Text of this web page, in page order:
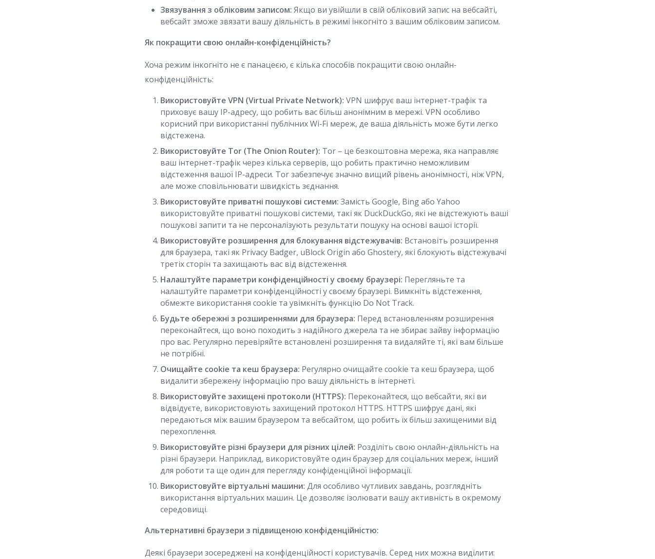
Звязування з обліковим записом: Якщо ви увійшли в свій обліковий запис на вебсайті,
вебсайт зможе звязати вашу діяльність в режимі інкогніто з вашим обліковим записом.
Як покращити свою онлайн-конфіденційність?
Хоча режим інкогніто не є панацеєю, є кілька способів покращити свою онлайн-
конфіденційність:
Використовуйте VPN (Virtual Private Network): VPN шифрує ваш інтернет-трафік та
приховує вашу IP-адресу, що робить вас більш анонімним в мережі. VPN особливо
корисний при використанні публічних Wi-Fi мереж, де ваша діяльність може бути легко
відстежена.
Використовуйте Tor (The Onion Router): Tor – це безкоштовна мережа, яка направляє
ваш інтернет-трафік через кілька серверів, що робить практично неможливим
відстеження вашої IP-адреси. Tor забезпечує значно вищий рівень анонімності, ніж VPN,
але може сповільнювати швидкість зєднання.
Використовуйте приватні пошукові системи: Замість Google, Bing або Yahoo
використовуйте приватні пошукові системи, такі як DuckDuckGo, які не відстежують ваші
пошукові запити та не персоналізують результати пошуку на основі вашої історії.
Використовуйте розширення для блокування відстежувачів: Встановіть розширення
для браузера, такі як Privacy Badger, uBlock Origin або Ghostery, які блокують відстежувачі
третіх сторін та захищають вас від відстеження.
Налаштуйте параметри конфіденційності у своєму браузері: Перегляньте та
налаштуйте параметри конфіденційності у своєму браузері. Вимкніть відстеження,
обмежте використання cookie та увімкніть функцію Do Not Track.
Будьте обережні з розширеннями для браузера: Перед встановленням розширення
переконайтеся, що воно походить з надійного джерела та не збирає зайву інформацію
про вас. Регулярно перевіряйте встановлені розширення та видаляйте ті, які вам більше
не потрібні.
Очищайте cookie та кеш браузера: Регулярно очищайте cookie та кеш браузера, щоб
видалити збережену інформацію про вашу діяльність в інтернеті.
Використовуйте захищені протоколи (HTTPS): Переконайтеся, що вебсайти, які ви
відвідуєте, використовують захищений протокол HTTPS. HTTPS шифрує дані, які
передаються між вашим браузером та вебсайтом, що робить їх більш захищеними від
перехоплення.
Використовуйте різні браузери для різних цілей: Розділіть свою онлайн-діяльність на
різні браузери. Наприклад, використовуйте один браузер для соціальних мереж, інший
для роботи та ще один для перегляду конфіденційної інформації.
Використовуйте віртуальні машини: Для особливо чутливих завдань, розглядніть
використання віртуальних машин. Це дозволяє ізолювати вашу активність в окремому
середовищі.
Альтернативні браузери з підвищеною конфіденційністю:
Деякі браузери зосереджені на конфіденційності користувачів. Серед них можна виділити: